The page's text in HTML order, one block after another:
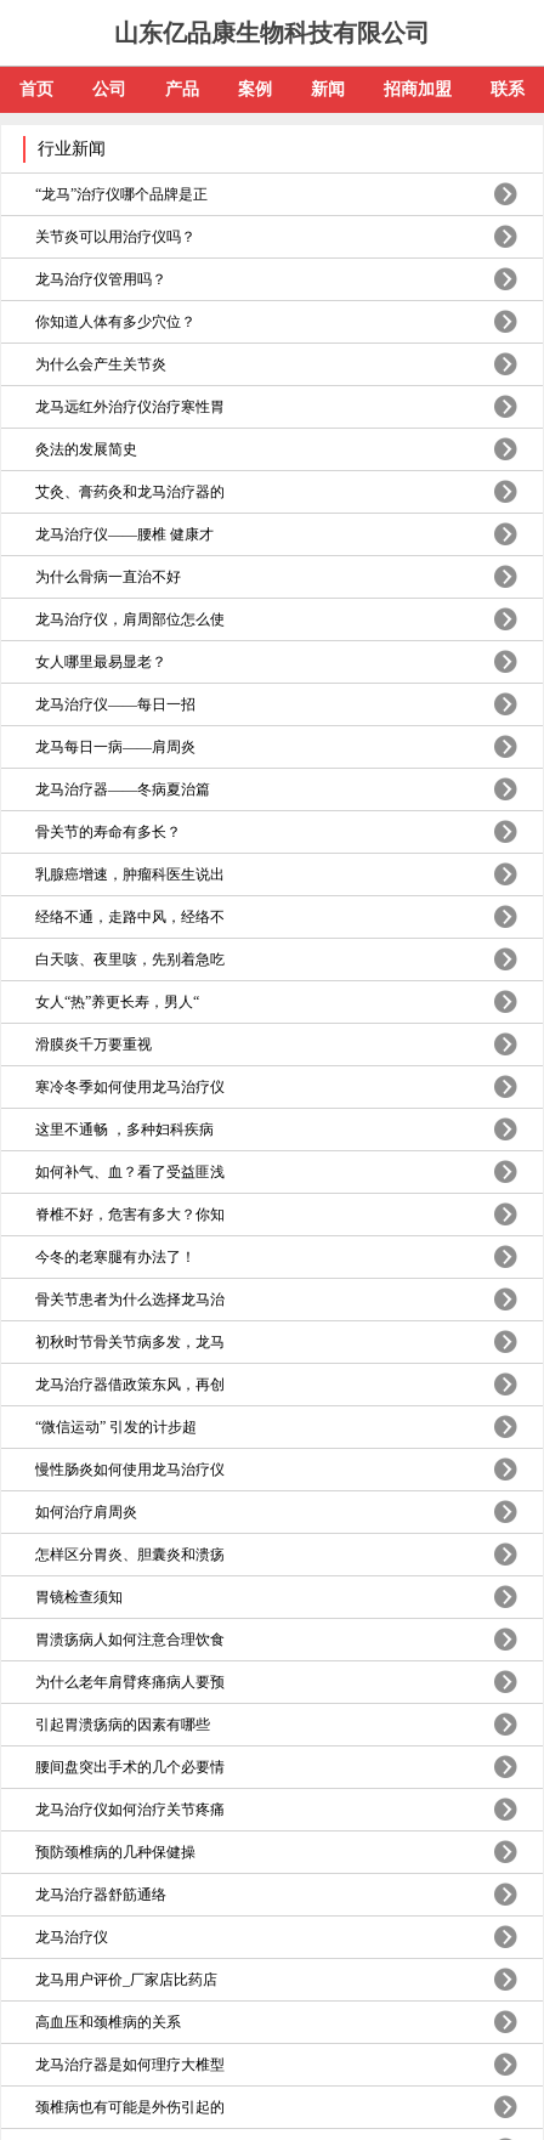
山东亿品康生物科技有限公司
首页 公司 产品 案例 新闻 招商加盟 联系
行业新闻
“龙马”治疗仪哪个品牌是正
关节炎可以用治疗仪吗？
龙马治疗仪管用吗？
你知道人体有多少穴位？
为什么会产生关节炎
龙马远红外治疗仪治疗寒性胃
灸法的发展简史
艾灸、膏药灸和龙马治疗器的
龙马治疗仪——腰椎 健康才
为什么骨病一直治不好
龙马治疗仪，肩周部位怎么使
女人哪里最易显老？
龙马治疗仪——每日一招
龙马每日一病——肩周炎
龙马治疗器——冬病夏治篇
骨关节的寿命有多长？
乳腺癌增速，肿瘤科医生说出
经络不通，走路中风，经络不
白天咳、夜里咳，先别着急吃
女人“热”养更长寿，男人“
滑膜炎千万要重视
寒冷冬季如何使用龙马治疗仪
这里不通畅 ，多种妇科疾病
如何补气、血？看了受益匪浅
脊椎不好，危害有多大？你知
今冬的老寒腿有办法了！
骨关节患者为什么选择龙马治
初秋时节骨关节病多发，龙马
龙马治疗器借政策东风，再创
“微信运动” 引发的计步超
慢性肠炎如何使用龙马治疗仪
如何治疗肩周炎
怎样区分胃炎、胆囊炎和溃疡
胃镜检查须知
胃溃疡病人如何注意合理饮食
为什么老年肩臂疼痛病人要预
引起胃溃疡病的因素有哪些
腰间盘突出手术的几个必要情
龙马治疗仪如何治疗关节疼痛
预防颈椎病的几种保健操
龙马治疗器舒筋通络
龙马治疗仪
龙马用户评价_厂家店比药店
高血压和颈椎病的关系
龙马治疗器是如何理疗大椎型
颈椎病也有可能是外伤引起的